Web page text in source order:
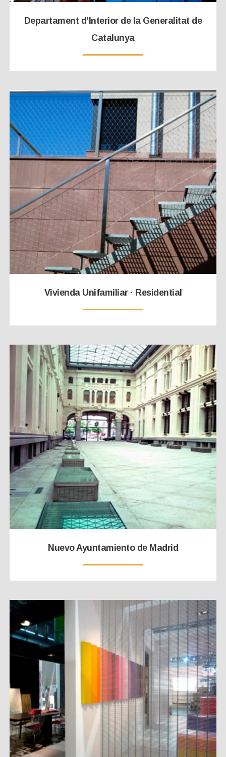
Departament d’Interior de la Generalitat de
Catalunya
Vivienda Unifamiliar · Residential
Nuevo Ayuntamiento de Madrid